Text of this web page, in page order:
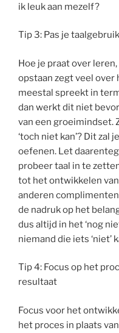
ik leuk aan mezelf?
Tip 3: Pas je
Hoe je praat over
opstaan zegt veel over
meestal spreekt in
dan werkt dit niet
van een groeimindset.
‘toch niet kan’? Dit
oefenen. Let
probeer taal in te
tot het ontwikkelen
anderen
de nadruk op het
dus altijd in het ‘nog
niemand die iets ‘niet’
Tip 4: Focus op het
resultaat
Focus voor het
het proces in plaats